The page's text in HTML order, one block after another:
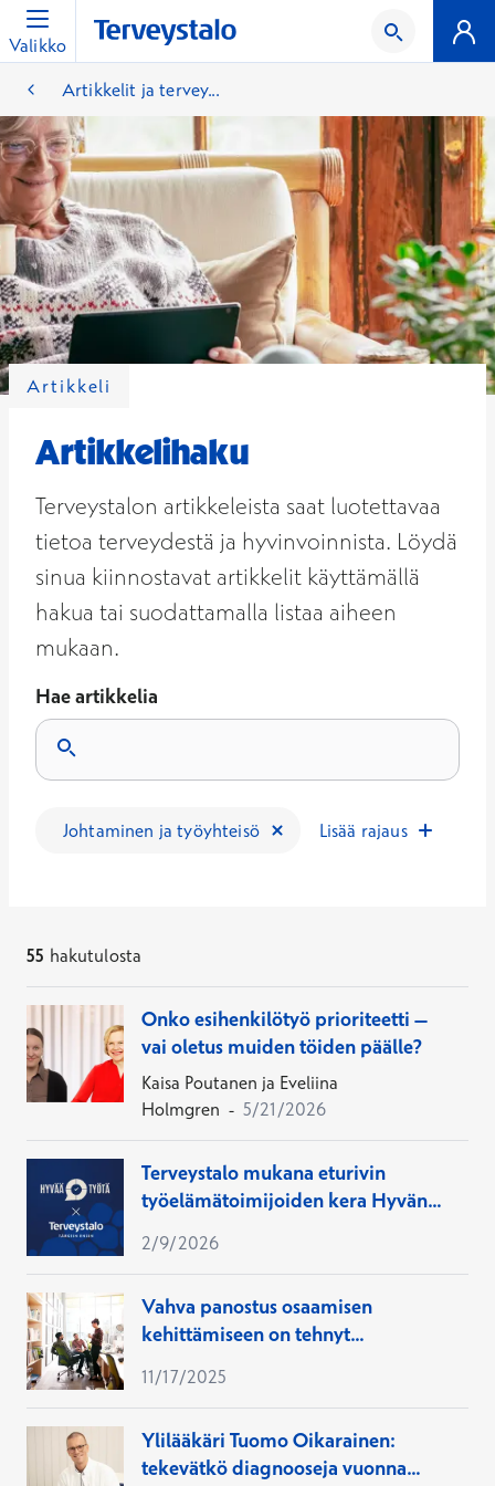
Valikko
Artikkelit ja tervey...
Artikkeli
Artikkelihaku
Terveystalon artikkeleista saat luotettavaa
tietoa terveydestä ja hyvinvoinnista. Löydä
sinua kiinnostavat artikkelit käyttämällä
hakua tai suodattamalla listaa aiheen
mukaan.
Hae artikkelia
Johtaminen ja työyhteisö
Lisää rajaus
55 hakutulosta
Onko esihenkilötyö prioriteetti –
vai oletus muiden töiden päälle?
Kaisa Poutanen ja Eveliina
Holmgren - 5/21/2026
Terveystalo mukana eturivin
työelämätoimijoiden kera Hyvän
2/9/2026
Vahva panostus osaamisen
kehittämiseen on tehnyt
työterveyspsykologeista
organisaatioiden muutoksen
mahdollistajia
11/17/2025
Ylilääkäri Tuomo Oikarainen:
tekevätkö diagnooseja vuonna